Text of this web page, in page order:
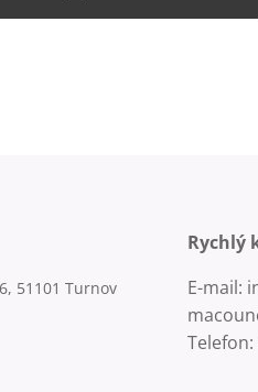
51101 Turnov
Rychlý
E-mail:
Telefon: